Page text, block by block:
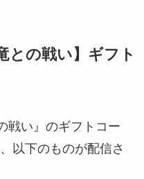
との戦い】ギフト
戦い』のギフトコー
以下のものが配信さ